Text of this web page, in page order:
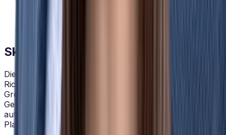
Skalierbar für 1.000+ Mitarbeitende
Die Berichtspflicht gilt ab 100 Mitarbeitenden – die
Richtlinie staffelt die Anforderungen danach weiter nach
Größe. HRlab nimmt Ihrem Team die Last ab:
Gehaltsstrukturen über mehrere Standorte,
automatisierte Berichte auf Knopfdruck. Alles in einer
Plattform, die mit Ihrer Organisation skaliert.